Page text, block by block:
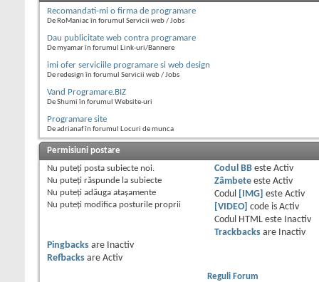
Recomandati-mi o firma de programare
De RoManiac în forumul Servicii web / Jobs
Dau publicitate web contra programare
De myamar în forumul Link-uri/Bannere
imi ofer serviciile programare si web design
De redesign în forumul Servicii web / Jobs
Vand Programare.BIZ
De Shumi în forumul Website-uri
Programare site
De adrianaf în forumul Locuri de munca
Permisiuni postare
Nu puteţi posta subiecte noi.
Nu puteţi răspunde la subiecte
Nu puteţi adăuga ataşamente
Nu puteţi modifica posturile proprii
Codul BBeste Activ
Zâmbeteeste Activ
Codul
[IMG] este Activ
[VIDEO] code is Activ
Codul HTML este
Inactiv
Trackbacksare
Inactiv
Pingbacks are
Inactiv
Refbacks are Activ
Reguli Forum